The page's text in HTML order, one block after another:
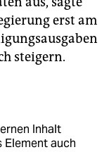
erst am
steigern.
Inhalt
Element auch